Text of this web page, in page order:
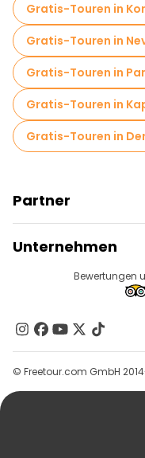
Gratis-Touren in
Gratis-Touren in
Gratis-Touren in
Gratis-Touren in
Gratis-Touren in
Partner
Anbieter-Anmeldung
Affiliate-Programm
Unternehmen
Reiseziele
Kontakt
Gruppen
Hilfe
Bewertungen
© Freetour.com GmbH